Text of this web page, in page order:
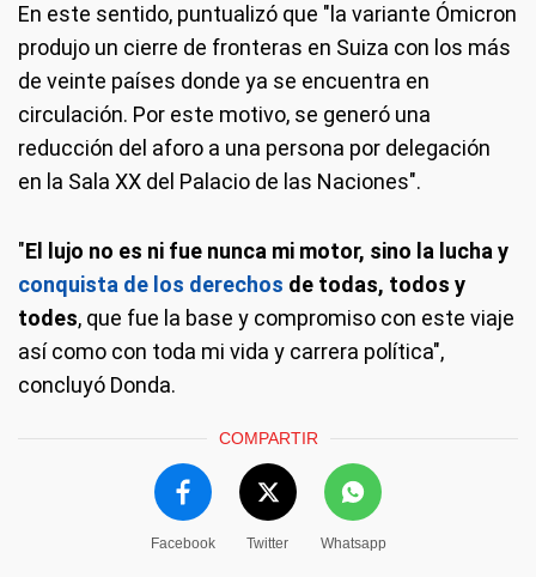
En este sentido, puntualizó que "la variante Ómicron
produjo un cierre de fronteras en Suiza con los más
de veinte países donde ya se encuentra en
circulación. Por este motivo, se generó una
reducción del aforo a una persona por delegación
en la Sala XX del Palacio de las Naciones".
"El lujo no es ni fue nunca mi motor, sino la lucha y
conquista de los derechos de todas, todos y
todes, que fue la base y compromiso con este viaje
así como con toda mi vida y carrera política",
concluyó Donda.
COMPARTIR
Facebook Twitter Whatsapp